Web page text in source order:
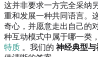
这并非要求一方完全采纳
重和发展一种共同语言。
奇心，并愿意走出自己的
种互动模式中属于哪一类
特质 。我们的 神经典型